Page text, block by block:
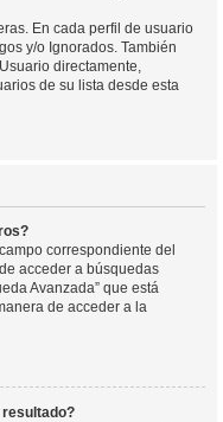
En cada perfil de usuario
y/o Ignorados. También
directamente,
de su lista desde esta
correspondiente del
acceder a búsquedas
Avanzada” que está
de acceder a la
resultado?